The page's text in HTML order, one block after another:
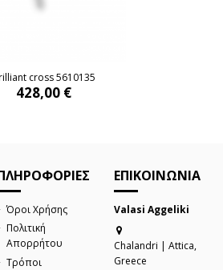
cross 5610135
428,00 €
Όροι Χρήσης
Πολιτική
Απορρήτου
Τρόποι
ΕΠΙΚΟΙΝΩΝΙΑ
Valasi Aggeliki
Chalandri | Attica,
Greece